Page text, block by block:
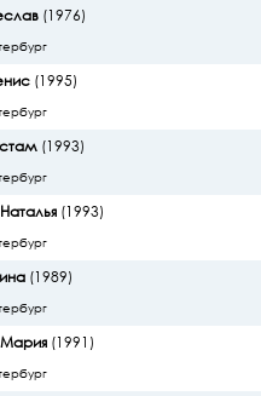
(1976)
(1995)
(1993)
(1993)
(1989)
(1991)